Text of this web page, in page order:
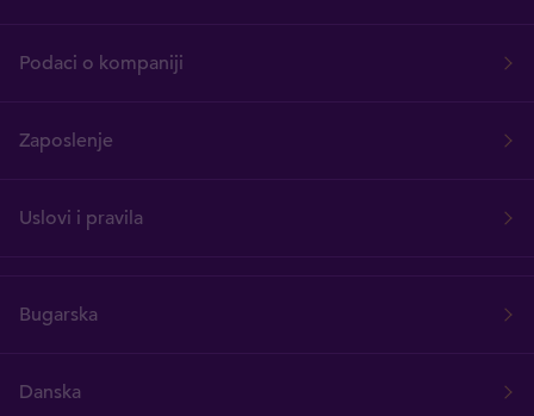
Podaci o kompaniji
Zaposlenje
Uslovi i pravila
Bugarska
Danska